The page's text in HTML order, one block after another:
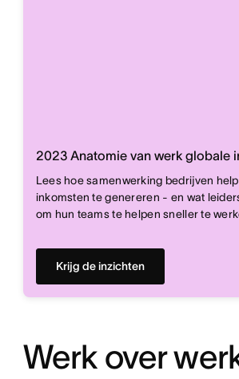
2023 Anatomie van werk globale
Lees hoe samenwerking bedrijven
inkomsten te genereren - en wat
om hun teams te helpen sneller te
Krijg de inzichten
Werk over